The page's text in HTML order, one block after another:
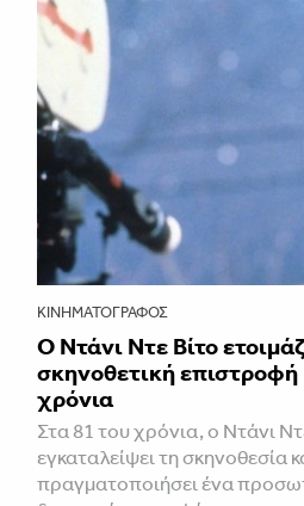
ΚΙΝΗΜΑΤΟΓΡΆΦΟΣ
Ο Ντάνι Ντε Βίτο
σκηνοθετική
χρόνια
Στα 81 του χρόνια, ο Ντάνι
εγκαταλείψει τη σκηνοθεσία
πραγματοποιήσει ένα